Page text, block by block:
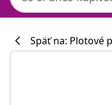
Späť na: Plotové